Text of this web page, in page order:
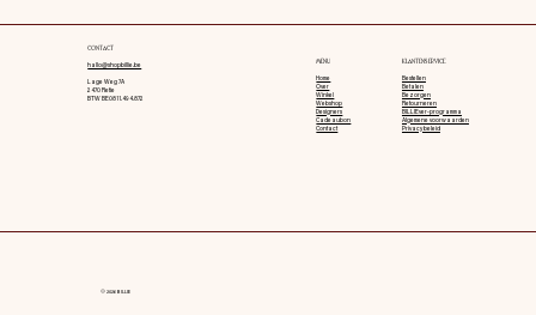
CONTACT
hallo@shopbillie.be
Lage Weg 7A
2470 Retie
BTW BE0811.494.872
MENU
Home
Over
Winkel
Webshop
Designers
Cadeaubon
Contact
KLANTENSERVICE
Bestellen
Betalen
Bezorgen
Retourneren
BILLIEver-programma
Algemene voorwaarden
Privacy beleid
© 2026 BILLIE